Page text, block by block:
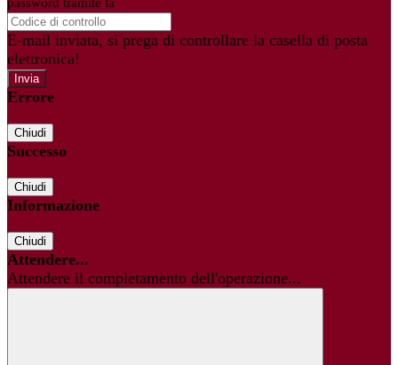
password tramite la
E-mail inviata, si prega di controllare la casella di posta
elettronica!
Errore
Chiudi
Successo
Chiudi
Informazione
Chiudi
Attendere...
Attendere il completamento dell'operazione...